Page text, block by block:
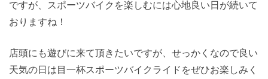
ですが、スポーツバイクを楽しむには心地良い日が続いて
おりますね！
店頭にも遊びに来て頂きたいですが、せっかくなので良い
天気の日は目一杯スポーツバイクライドをぜひお楽しみく